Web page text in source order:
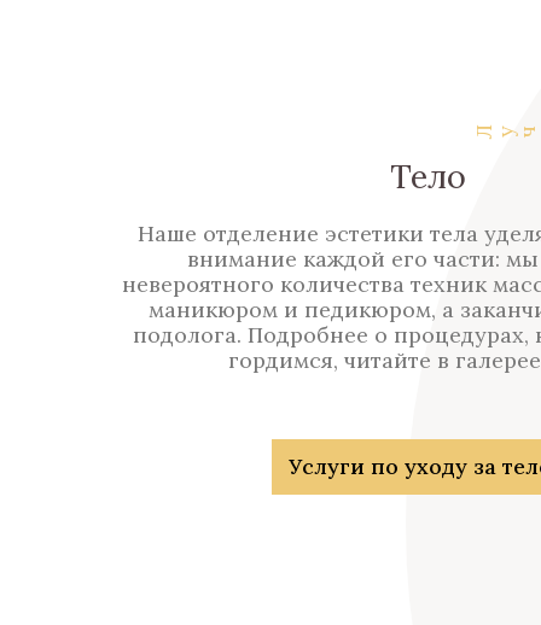
Луч
ш
Тело
Наше отделение эстетики тела
внимание каждой его части:
невероятного количества техник
маникюром и педикюром, а
подолога. Подробнее о
гордимся, читайте в
Услуги по уходу за